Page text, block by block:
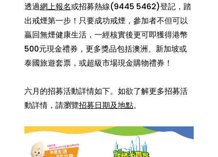
透過網上報名或招募熱線(9445 5462)登記，踏
出戒煙第一步！只要成功戒煙，參加者不但可以
贏回無煙健康生活，一經核實後更可即獲得港幣
500元現金禮券，更多獎品包括澳洲、新加坡或
泰國旅遊套票，或超級市場現金購物禮券！
六月的招募活動詳情如下。如欲了解更多招募活
動詳情，請瀏覽招募日期及地點。